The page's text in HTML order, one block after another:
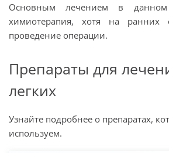
Основным лечением в данном
химиотерапия, хотя на ранних
проведение операции.
Препараты для
легких
Узнайте подробнее о препаратах,
используем.